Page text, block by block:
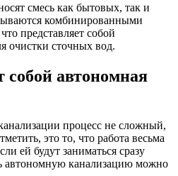
смесь как бытовых, так и
комбинированными
представляет собой
очистки сточных вод.
собой автономная
процесс не сложный,
это то, что работа весьма
ей будут заниматься сразу
автономную канализацию можно